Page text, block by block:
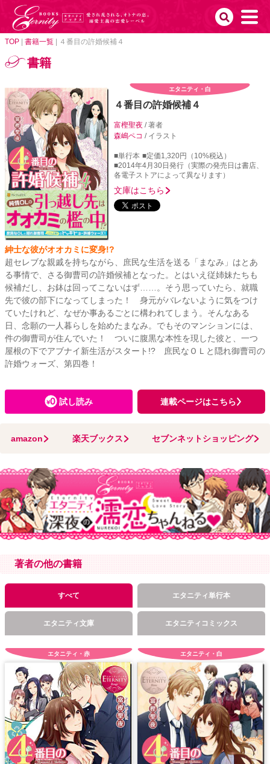
TOP 書籍一覧 ４番目の許婚候補４
書籍
エタニティ・白
４番目の許婚候補４
富樫聖夜/ 著者
森嶋ペコ / イラスト
■単行本 ■定価1,320円（10%税込）
■2014年4月30日発行（実際の発売日は書店、
各電子ストアによって異なります）
文庫はこちら
紳士な彼がオオカミに変身!?
超セレブな親戚を持ちながら、庶民な生活を送る「まなみ」はとあ
る事情で、さる御曹司の許婚候補となった。とはいえ従姉妹たちも
候補だし、お鉢は回ってこないはず……。そう思っていたら、就職
先で彼の部下になってしまった！ 身元がバレないように気をつけ
ていたけれど、なぜか事あるごとに構われてしまう。そんなある
日、念願の一人暮らしを始めたまなみ。でもそのマンションには、
件の御曹司が住んでいた！ ついに腹黒な本性を現した彼と、一つ
屋根の下でアブナイ新生活がスタート!? 庶民なＯＬと隠れ御曹司の
許婚ウォーズ、第四巻！
試し読み 連載ページはこちら
amazon 楽天ブックス セブンネットショッピング
著者の他の書籍
すべて エタニティ単行本
エタニティ文庫 エタニティコミックス
エタニティ・赤 エタニティ・白